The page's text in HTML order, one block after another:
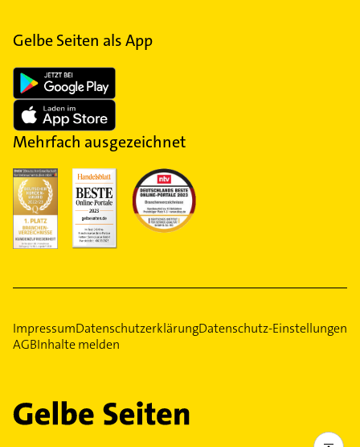
Gelbe Seiten als App
Mehrfach ausgezeichnet
ImpressumDatenschutzerklärungDatenschutz-Einstellungen
AGBInhalte melden